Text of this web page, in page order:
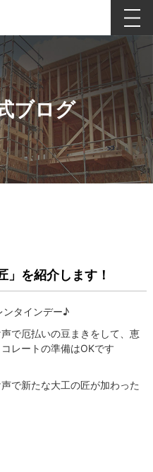
ブログ
」を紹介します！
ンタインデー♪
で厄払いの豆まきをして、恵
レートの準備はOKです
で新たな大工の匠が加わった